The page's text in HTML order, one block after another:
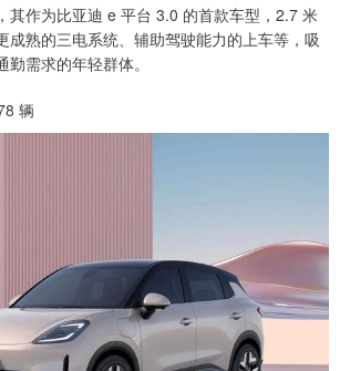
其作为比亚迪 e 平台 3.0 的首款车型，2.7 米
成熟的三电系统、辅助驾驶能力的上车等，吸
需求的年轻群体。
辆